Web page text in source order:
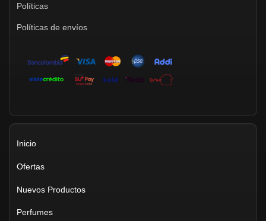
Políticas
Políticas de envíos
Inicio
Ofertas
Nuevos Productos
Perfumes